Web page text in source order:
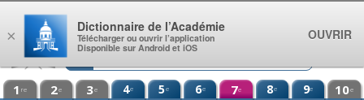
Aller au contenu
1 re 2e 3e 4e 5e 6e 7e 8e 9e 10e
×
Dictionnaire de l’Académie
Télécharger ou ouvrir l’application
Disponible sur Android et iOS
OUVRIR